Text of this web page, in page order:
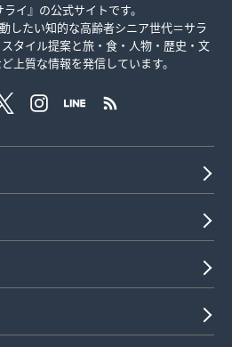
イ』の公式サイトです。
したい知的な高齢者シニア世代＝サラ
タイル提案と旅・食・人物・歴史・文
上質な情報を発信しています。